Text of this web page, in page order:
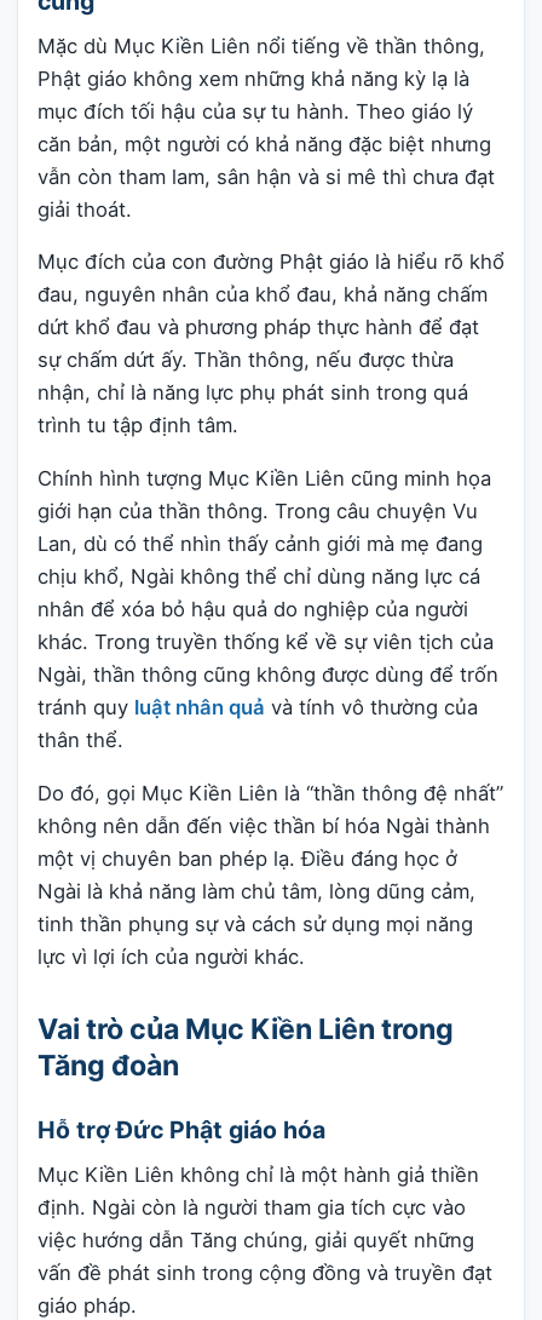
Mặc dù Mục Kiền Liên nổi tiếng về thần thông,
Phật giáo không xem những khả năng kỳ lạ là
mục đích tối hậu của sự tu hành. Theo giáo lý
căn bản, một người có khả năng đặc biệt nhưng
vẫn còn tham lam, sân hận và si mê thì chưa đạt
giải thoát.
Mục đích của con đường Phật giáo là hiểu rõ khổ
đau, nguyên nhân của khổ đau, khả năng chấm
dứt khổ đau và phương pháp thực hành để đạt
sự chấm dứt ấy. Thần thông, nếu được thừa
nhận, chỉ là năng lực phụ phát sinh trong quá
trình tu tập định tâm.
Chính hình tượng Mục Kiền Liên cũng minh họa
giới hạn của thần thông. Trong câu chuyện Vu
Lan, dù có thể nhìn thấy cảnh giới mà mẹ đang
chịu khổ, Ngài không thể chỉ dùng năng lực cá
nhân để xóa bỏ hậu quả do nghiệp của người
khác. Trong truyền thống kể về sự viên tịch của
Ngài, thần thông cũng không được dùng để trốn
tránh quy luật nhân quả và tính vô thường của
thân thể.
Do đó, gọi Mục Kiền Liên là “thần thông đệ nhất”
không nên dẫn đến việc thần bí hóa Ngài thành
một vị chuyên ban phép lạ. Điều đáng học ở
Ngài là khả năng làm chủ tâm, lòng dũng cảm,
tinh thần phụng sự và cách sử dụng mọi năng
lực vì lợi ích của người khác.
Vai trò của Mục Kiền Liên trong
Tăng đoàn
Hỗ trợ Đức Phật giáo hóa
Mục Kiền Liên không chỉ là một hành giả thiền
định. Ngài còn là người tham gia tích cực vào
việc hướng dẫn Tăng chúng, giải quyết những
vấn đề phát sinh trong cộng đồng và truyền đạt
giáo pháp.